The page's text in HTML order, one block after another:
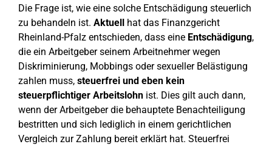
Die Frage ist, wie eine solche Entschädigung steuerlich
zu behandeln ist. Aktuell hat das Finanzgericht
Rheinland-Pfalz entschieden, dass eine Entschädigung,
die ein Arbeitgeber seinem Arbeitnehmer wegen
Diskriminierung, Mobbings oder sexueller Belästigung
zahlen muss, steuerfrei und eben kein
steuerpflichtiger Arbeitslohn ist. Dies gilt auch dann,
wenn der Arbeitgeber die behauptete Benachteiligung
bestritten und sich lediglich in einem gerichtlichen
Vergleich zur Zahlung bereit erklärt hat. Steuerfrei